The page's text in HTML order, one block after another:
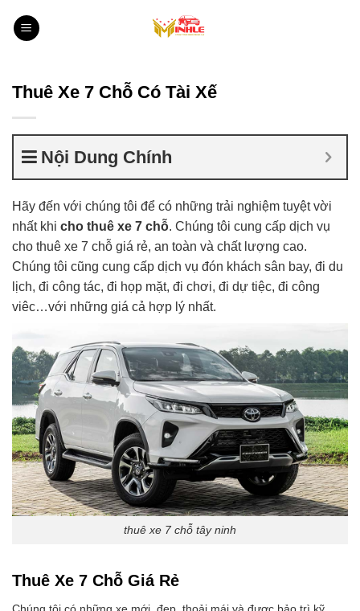
qua
Thuê Xe 7 Chỗ Có Tài Xế
Nội Dung Chính
Hãy đến với chúng tôi để có những trải nghiệm tuyệt vời
nhất khi cho thuê xe 7 chỗ. Chúng tôi cung cấp dịch vụ
cho thuê xe 7 chỗ giá rẻ, an toàn và chất lượng cao.
Chúng tôi cũng cung cấp dịch vụ đón khách sân bay, đi du
lịch, đi công tác, đi họp mặt, đi chơi, đi dự tiệc, đi công
viêc…với những giá cả hợp lý nhất.
thuê xe 7 chỗ tây ninh
Thuê Xe 7 Chỗ Giá Rẻ